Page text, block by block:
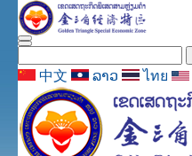
中文 ລາວ ไทย